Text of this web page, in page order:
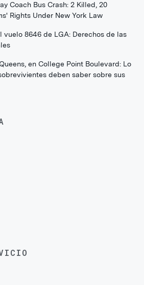
Coach Bus Crash: 2 Killed, 20
Rights Under New York Law
vuelo 8646 de LGA: Derechos de las
en College Point Boulevard: Lo
deben saber sobre sus